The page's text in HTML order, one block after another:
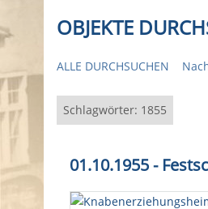
r
H
u
p
e
OBJEKTE
ALLE DURCHSUCHEN
Schlagwörter: 1855
01.10.1955 -